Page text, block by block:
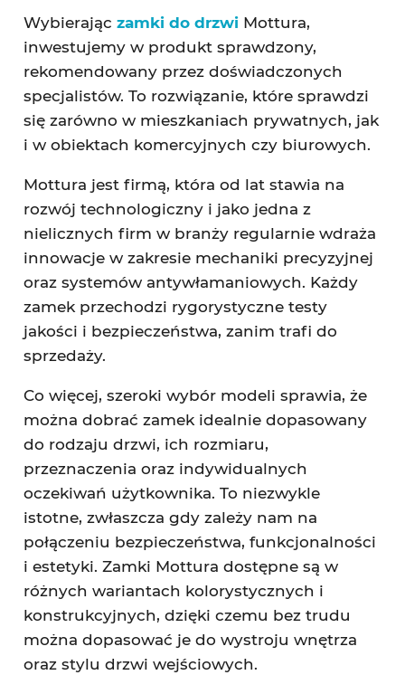
Wybierając zamki do drzwi Mottura,
inwestujemy w produkt sprawdzony,
rekomendowany przez doświadczonych
specjalistów. To rozwiązanie, które sprawdzi
się zarówno w mieszkaniach prywatnych, jak
i w obiektach komercyjnych czy biurowych.
Mottura jest firmą, która od lat stawia na
rozwój technologiczny i jako jedna z
nielicznych firm w branży regularnie wdraża
innowacje w zakresie mechaniki precyzyjnej
oraz systemów antywłamaniowych. Każdy
zamek przechodzi rygorystyczne testy
jakości i bezpieczeństwa, zanim trafi do
sprzedaży.
Co więcej, szeroki wybór modeli sprawia, że
można dobrać zamek idealnie dopasowany
do rodzaju drzwi, ich rozmiaru,
przeznaczenia oraz indywidualnych
oczekiwań użytkownika. To niezwykle
istotne, zwłaszcza gdy zależy nam na
połączeniu bezpieczeństwa, funkcjonalności
i estetyki. Zamki Mottura dostępne są w
różnych wariantach kolorystycznych i
konstrukcyjnych, dzięki czemu bez trudu
można dopasować je do wystroju wnętrza
oraz stylu drzwi wejściowych.